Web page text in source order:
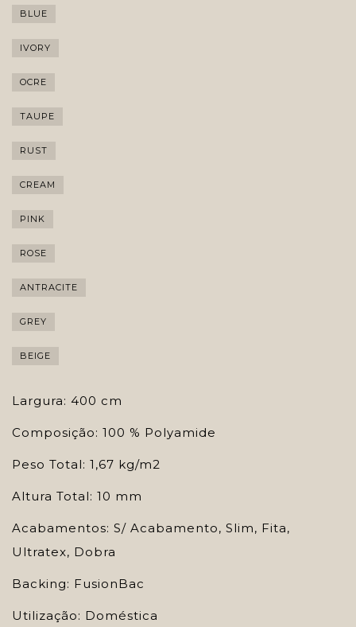
BLUE
IVORY
OCRE
TAUPE
RUST
CREAM
PINK
ROSE
ANTRACITE
GREY
BEIGE
Largura: 400 cm
Composição: 100 % Polyamide
Peso Total: 1,67 kg/m2
Altura Total: 10 mm
Acabamentos: S/ Acabamento, Slim, Fita,
Ultratex, Dobra
Backing: FusionBac
Utilização: Doméstica